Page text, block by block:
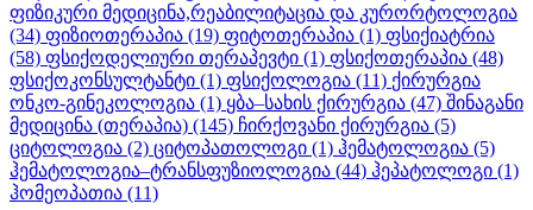
ფიზიკური მედიცინა,რეაბილიტაცია და კურორტოლოგია
(34) ფიზიოთერაპია (19) ფიტოთერაპია (1) ფსიქიატრია
(58) ფსიქოდელიური თერაპევტი (1) ფსიქოთერაპია (48)
ფსიქოკონსულტანტი (1) ფსიქოლოგია (11) ქირურგია
ონკო-გინეკოლოგია (1) ყბა–სახის ქირურგია (47) შინაგანი
მედიცინა (თერაპია) (145) ჩირქოვანი ქირურგია (5)
ციტოლოგია (2) ციტოპათოლოგი (1) ჰემატოლოგია (5)
ჰემატოლოგია–ტრანსფუზიოლოგია (44) ჰეპატოლოგი (1)
ჰომეოპათია (11)